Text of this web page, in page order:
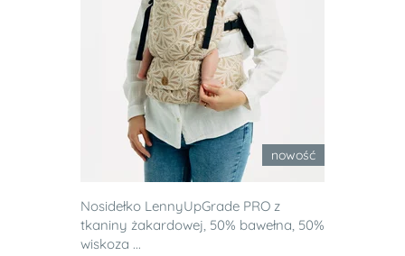
nowość
Nosidełko LennyUpGrade PRO z
tkaniny żakardowej, 50% bawełna, 50%
wiskoza ...